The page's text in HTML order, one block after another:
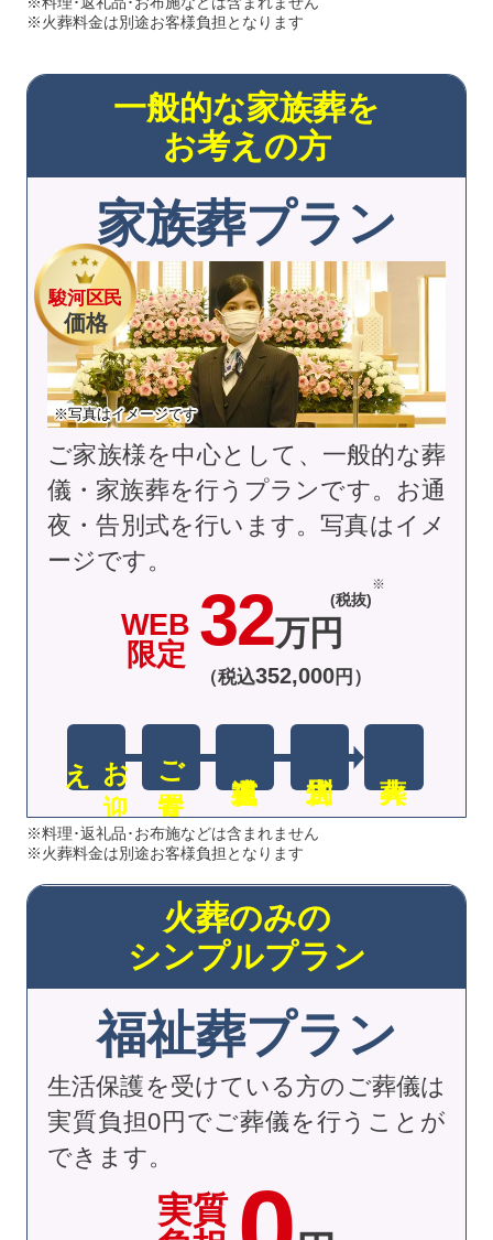
※火葬料金は別途お客様負担となります
駿河区民
価格
※写真はイメージです
一般的な家族葬を
お考えの方
家族葬プラン
WEB
限定 32万円
(税抜)
（税込352,000円）
お
迎
え ご安置
ご家族様を中心として、一般的な葬
儀・家族葬を行うプランです。お通
夜・告別式を行います。写真はイメ
ージです。
※料理･返礼品･お布施などは含まれません
※火葬料金は別途お客様負担となります
火葬のみの
シンプルプラン
福祉葬プラン
実質
生活保護を受けている方のご葬儀は
実質負担0円でご葬儀を行うことが
できます。